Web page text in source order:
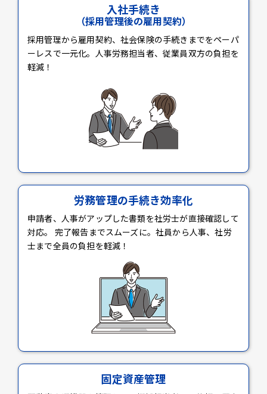
入社手続き
（採用管理後の雇用契約）
採用管理から雇用契約、社会保険の手続きまでをペーパ
ーレスで一元化。人事労務担当者、従業員双方の負担を
軽減！
労務管理の手続き効率化
申請者、人事がアップした書類を社労士が直接確認して
対応。 完了報告までスムーズに。社員から人事、社労
士まで全員の負担を軽減！
固定資産管理